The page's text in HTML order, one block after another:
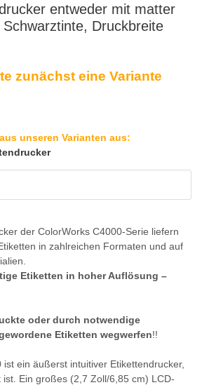
entweder mit matter
Druckbreite
zunächst eine Variante
unseren Varianten aus:
der ColorWorks C4000-Serie liefern
in zahlreichen Formaten und auf
Etiketten in hoher Auflösung –
oder durch notwendige
Etiketten wegwerfen!!
ein äußerst intuitiver Etikettendrucker,
Ein großes (2,7 Zoll/6,85 cm) LCD-